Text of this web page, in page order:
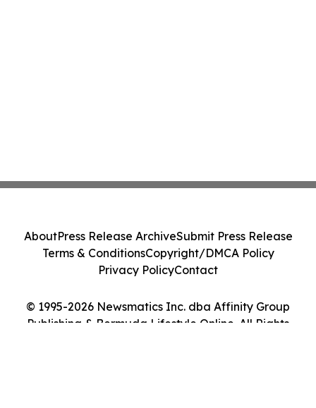
© 1995-2026 Newsmatics Inc. dba Affinity Group
Publishing & Bermuda Lifestyle Online. All Rights
AboutPress Release ArchiveSubmit Press Release
Terms & ConditionsCopyright/DMCA Policy
Privacy PolicyContact